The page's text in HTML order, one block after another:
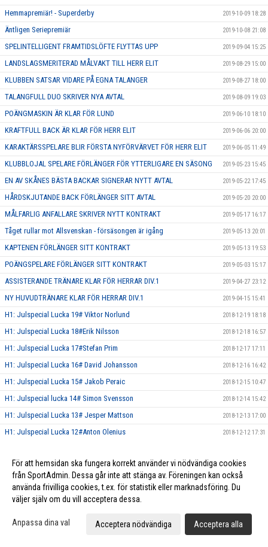
Hemmapremiär! - Superderby 2019-10-09 18:28
Äntligen Seriepremiär 2019-10-08 21:08
SPELINTELLIGENT FRAMTIDSLÖFTE FLYTTAS UPP 2019-09-04 15:25
LANDSLAGSMERITERAD MÅLVAKT TILL HERR ELIT 2019-08-29 15:00
KLUBBEN SATSAR VIDARE PÅ EGNA TALANGER 2019-08-27 18:00
TALANGFULL DUO SKRIVER NYA AVTAL 2019-08-09 19:03
POÄNGMASKIN ÄR KLAR FÖR LUND 2019-06-10 18:10
KRAFTFULL BACK ÄR KLAR FÖR HERR ELIT 2019-06-06 20:00
KARAKTÄRSSPELARE BLIR FÖRSTA NYFÖRVÄRVET FÖR HERR ELIT 2019-06-05 11:49
KLUBBLOJAL SPELARE FÖRLÄNGER FÖR YTTERLIGARE EN SÄSONG 2019-05-23 15:45
EN AV SKÅNES BÄSTA BACKAR SIGNERAR NYTT AVTAL 2019-05-22 17:45
HÅRDSKJUTANDE BACK FÖRLÄNGER SITT AVTAL 2019-05-20 20:00
MÅLFARLIG ANFALLARE SKRIVER NYTT KONTRAKT 2019-05-17 16:17
Tåget rullar mot Allsvenskan - försäsongen är igång 2019-05-13 20:01
KAPTENEN FÖRLÄNGER SITT KONTRAKT 2019-05-13 19:53
POÄNGSPELARE FÖRLÄNGER SITT KONTRAKT 2019-05-03 15:17
ASSISTERANDE TRÄNARE KLAR FÖR HERRAR DIV.1 2019-04-27 23:12
NY HUVUDTRÄNARE KLAR FÖR HERRAR DIV.1 2019-04-15 15:41
H1: Julspecial Lucka 19# Viktor Norlund 2018-12-19 18:18
H1: Julspecial Lucka 18#Erik Nilsson 2018-12-18 16:57
H1: Julspecial Lucka 17#Stefan Prim 2018-12-17 17:11
H1: Julspecial Lucka 16# David Johansson 2018-12-16 16:42
H1: Julspecial Lucka 15# Jakob Peraic 2018-12-15 10:47
H1: Julspecial lucka 14# Simon Svensson 2018-12-14 15:42
H1: Julspecial Lucka 13# Jesper Mattson 2018-12-13 17:00
H1: Julspecial Lucka 12#Anton Olenius 2018-12-12 17:31
H1: Julspecial Lucka 10# Gustav Sundqvist 2018-12-10 16:46
H1: Julspecial Lucka 9# Pontus Sölve 2018-12-09 13:54
H1: Julspecial Lucka 8# Hampus L-Olofsson
2018-12-07 16:45
2018-12-06 14:57
För att hemsidan ska fungera korrekt använder vi nödvändiga cookies
från SportAdmin. Dessa går inte att stänga av. Föreningen kan också
använda frivilliga cookies, t.ex. för statistik eller marknadsföring. Du
väljer själv om du vill acceptera dessa.
Anpassa dina val Acceptera nödvändiga Acceptera alla